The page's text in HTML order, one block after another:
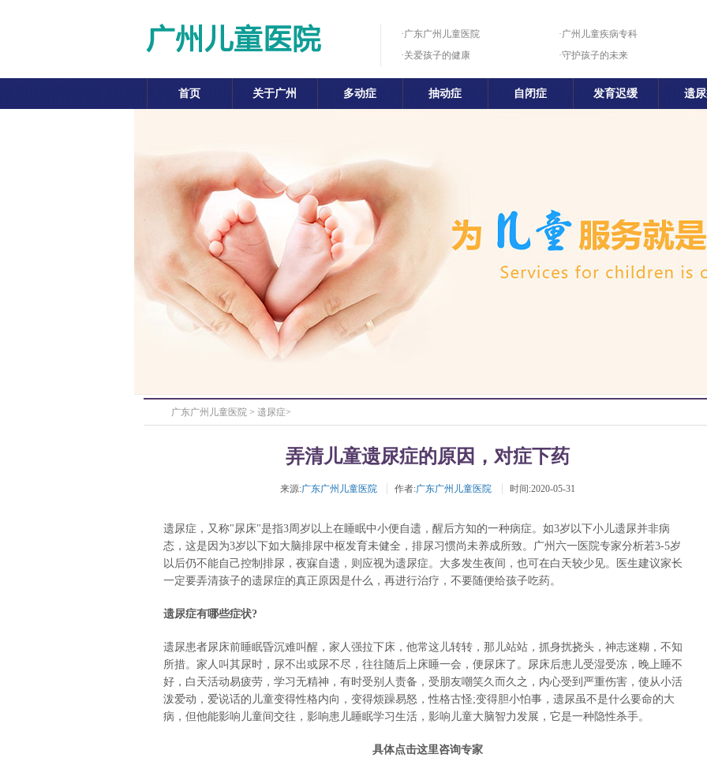
·广东广州儿童医院
·广州儿童疾病专科
·关爱孩子的健康
·守护孩子的未来
首页 关于广州 多动症 抽动症 自闭症 发育迟缓 遗
广东广州儿童医院 > 遗尿症>
弄清儿童遗尿症的原因，对症下药
来源:广东广州儿童医院 作者:广东广州儿童医院 时间:2020-05-31
遗尿症，又称"尿床"是指3周岁以上在睡眠中小便自遗，醒后方知的一种病症。如3岁以下小儿遗尿并非病
态，这是因为3岁以下如大脑排尿中枢发育未健全，排尿习惯尚未养成所致。广州六一医院专家分析若3-5岁
以后仍不能自己控制排尿，夜寐自遗，则应视为遗尿症。大多发生夜间，也可在白天较少见。医生建议家长
一定要弄清孩子的遗尿症的真正原因是什么，再进行治疗，不要随便给孩子吃药。
遗尿症有哪些症状?
遗尿患者尿床前睡眠昏沉难叫醒，家人强拉下床，他常这儿转转，那儿站站，抓身扰挠头，神志迷糊，不知
所措。家人叫其尿时，尿不出或尿不尽，往往随后上床睡一会，便尿床了。尿床后患儿受湿受冻，晚上睡不
好，白天活动易疲劳，学习无精神，有时受别人责备，受朋友嘲笑久而久之，内心受到严重伤害，使从小活
泼爱动，爱说话的儿童变得性格内向，变得烦躁易怒，性格古怪;变得胆小怕事，遗尿虽不是什么要命的大
病，但他能影响儿童间交往，影响患儿睡眠学习生活，影响儿童大脑智力发展，它是一种隐性杀手。
具体点击这里咨询专家